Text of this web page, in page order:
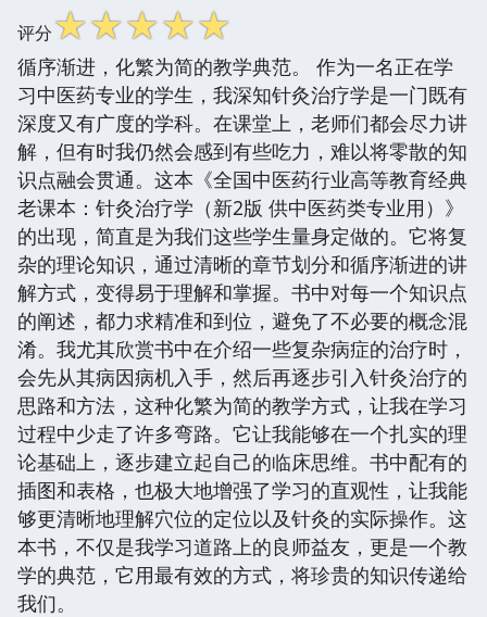
评分☆☆☆☆☆
循序渐进，化繁为简的教学典范。 作为一名正在学
习中医药专业的学生，我深知针灸治疗学是一门既有
深度又有广度的学科。在课堂上，老师们都会尽力讲
解，但有时我仍然会感到有些吃力，难以将零散的知
识点融会贯通。这本《全国中医药行业高等教育经典
老课本：针灸治疗学（新2版 供中医药类专业用）》
的出现，简直是为我们这些学生量身定做的。它将复
杂的理论知识，通过清晰的章节划分和循序渐进的讲
解方式，变得易于理解和掌握。书中对每一个知识点
的阐述，都力求精准和到位，避免了不必要的概念混
淆。我尤其欣赏书中在介绍一些复杂病症的治疗时，
会先从其病因病机入手，然后再逐步引入针灸治疗的
思路和方法，这种化繁为简的教学方式，让我在学习
过程中少走了许多弯路。它让我能够在一个扎实的理
论基础上，逐步建立起自己的临床思维。书中配有的
插图和表格，也极大地增强了学习的直观性，让我能
够更清晰地理解穴位的定位以及针灸的实际操作。这
本书，不仅是我学习道路上的良师益友，更是一个教
学的典范，它用最有效的方式，将珍贵的知识传递给
我们。